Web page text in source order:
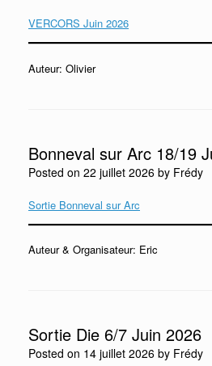
VERCORS Juin 2026
Auteur: Olivier
Bonneval sur Arc 18/19
Posted on 22 juillet 2026 by Frédy
Sortie Bonneval sur Arc
Auteur & Organisateur: Eric
Sortie Die 6/7 Juin 2026
Posted on 14 juillet 2026 by Frédy